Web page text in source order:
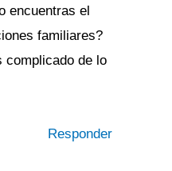
encuentras el
familiares?
complicado de lo
Responder